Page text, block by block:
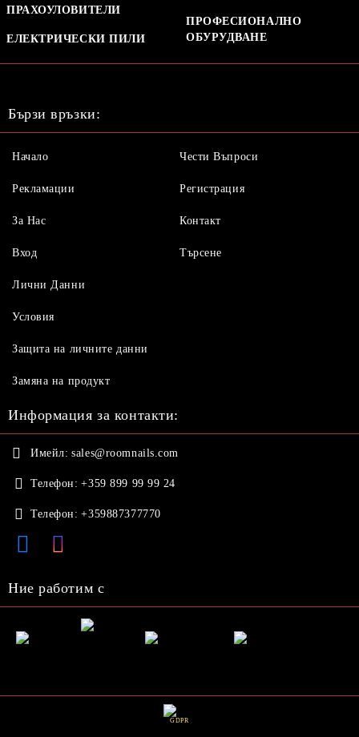
ПРАХОУЛОВИТЕЛИ
ЕЛЕКТРИЧЕСКИ ПИЛИ
ПРОФЕСИОНАЛНО
ОБУРУДВАНЕ
Бързи връзки:
Начало
Рекламации
За Нас
Вход
Чести Въпроси
Регистрация
Контакт
Търсене
Лични Данни
Условия
Защита на личните данни
Замяна на продукт
Информация за контакти:
Имейл: sales@roomnails.com
Телефон: +359 899 99 99 24
Телефон: +359887377770
Ние работим с
GDPR